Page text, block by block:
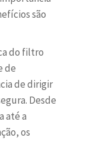
são
do filtro
de
de dirigir
Desde
até a
os